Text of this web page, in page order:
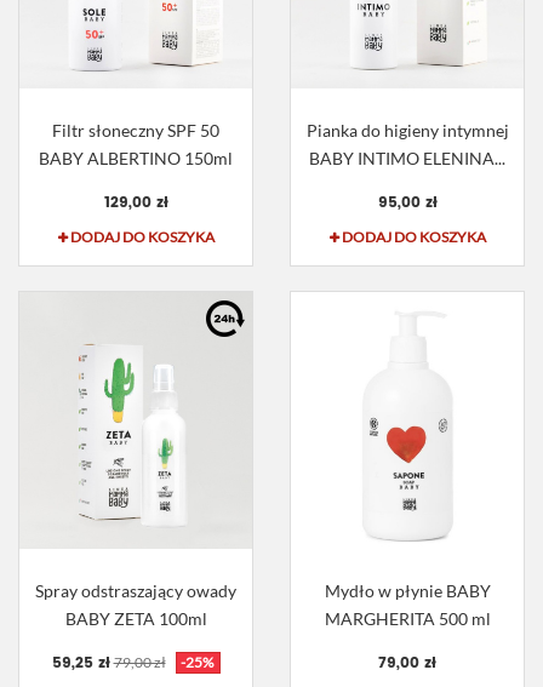
Filtr słoneczny SPF 50
BABY ALBERTINO 150ml
129,00 zł
DODAJ DO KOSZYKA
Pianka do higieny intymnej
BABY INTIMO ELENINA...
95,00 zł
DODAJ DO KOSZYKA
Spray odstraszający owady
BABY ZETA 100ml
59,25 zł 79,00 zł
-25%
Mydło w płynie BABY
MARGHERITA 500 ml
79,00 zł